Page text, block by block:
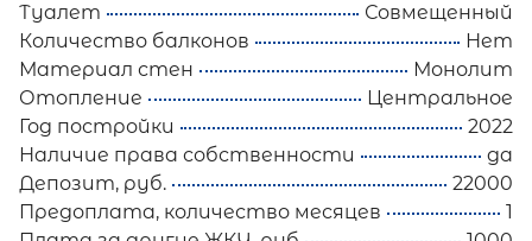
Туалет
Совмещенный
Количество балконов
Нет
Материал стен
Монолит
Отопление
Центральное
Год постройки
2022
Наличие права собственности
да
Депозит, руб.
22000
Предоплата, количество месяцев
1